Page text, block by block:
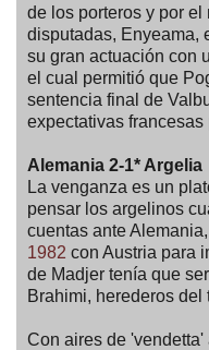
de los porteros y por
disputadas, Enyeama,
su gran actuación con
el cual permitió que
sentencia final de
expectativas
Alemania 2-1* Argelia
La venganza es un
pensar los argelinos
cuentas ante
1982 con Austria para
de Madjer tenía que
Brahimi, herederos
Con aires de